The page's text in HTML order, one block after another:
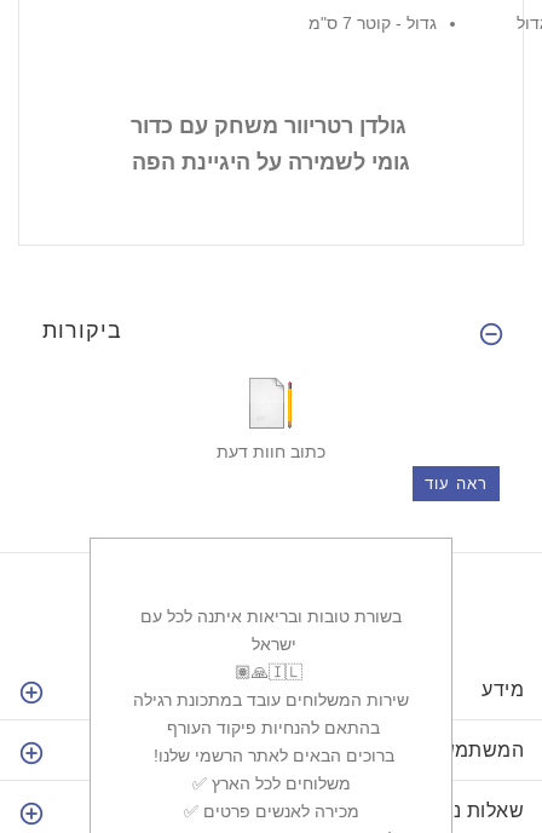
גדול - קוטר 7 ס"מ
גומי לשמירה על היגיינת הפה
ביקורות
כתוב חוות דעת
ראה עוד
מידע
המשתמש שלי
שאלות נפוצות
בשורת טובות ובריאות איתנה לכל עם
ישראל ‏
שירות המשלוחים עובד במתכונת רגילה
בהתאם להנחיות פיקוד העורף ‏
ברוכים הבאים לאתר הרשמי שלנו! ‏
✅משלוחים לכל הארץ ‏
✅מכירה לאנשים פרטים ‏